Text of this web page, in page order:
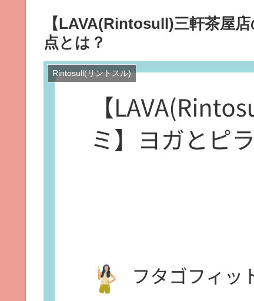
【LAVA(Rintosull)三軒茶屋
点とは？
Rintosull(リントスル)